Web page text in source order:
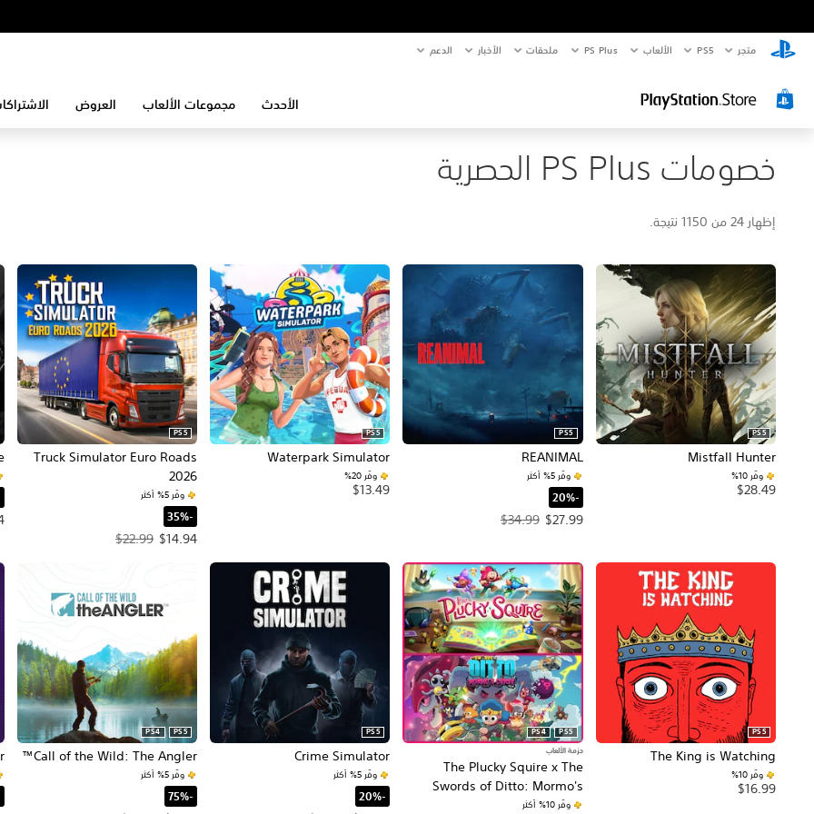
متجر PS5‏ الألعاب PS Plus ملحقات الأخبار الدعم
الأحدث مجموعات الألعاب العروض
خصومات PS Plus الحصرية
إظهار 24 من 1150 نتيجة.
Mistfall Hunter
PS5
وفّر 10%‏
$28.49
REANIMAL
PS5
وفّر 5% أكثر
‏-20%‏
$27.99
سعر العرض $27.99‏. السعر الأصلي، $34.99‏.
$34.99
Waterpark Simulator
PS5
وفّر 20%‏
$13.49
Truck Simulator Euro Roads
2026
PS5
وفّر 5% أكثر
‏-35%‏
$14.94
سعر العرض $14.94‏. السعر الأصلي، $22.99‏.
$22.99
The King is Watching
PS5
وفّر 10%‏
$16.99
The Plucky Squire x The
Swords of Ditto: Mormo's
Curse Bundle
PS5
PS4
حزمة الألعاب
وفّر 10% أكثر
Crime Simulator
PS5
وفّر 5% أكثر
‏-20%‏
Call of the Wild: The Angler™
PS5
PS4
وفّر 5% أكثر
‏-75%‏